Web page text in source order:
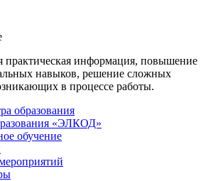
практическая информация, повышение
навыков, решение сложных
в процессе работы.
образования
«ЭЛКОД»
обучение